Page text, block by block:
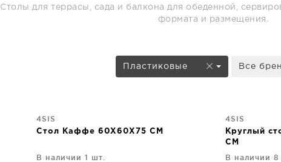
Столы для террасы, сада и балкона для обеденной,
формата и размещения.
Пластиковые Все
4SIS
Стол Каффе 60X60X75 CM
В наличии 1 шт.
4SIS
Круглый
CM
В наличии 8